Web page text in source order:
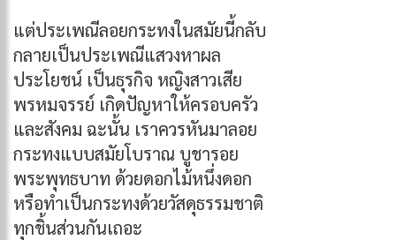
แต่ประเพณีลอยกระทงในสมัยนี้กลับ
กลายเป็นประเพณีแสวงหาผล
ประโยชน์ เป็นธุรกิจ หญิงสาวเสีย
พรหมจรรย์ เกิดปัญหาให้ครอบครัว
และสังคม ฉะนั้น เราควรหันมาลอย
กระทงแบบสมัยโบราณ บูชารอย
พระพุทธบาท ด้วยดอกไม้หนึ่งดอก
หรือทำเป็นกระทงด้วยวัสดุธรรมชาติ
ทุกชิ้นส่วนกันเถอะ